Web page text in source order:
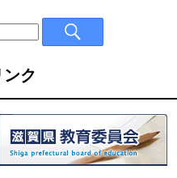
ンク